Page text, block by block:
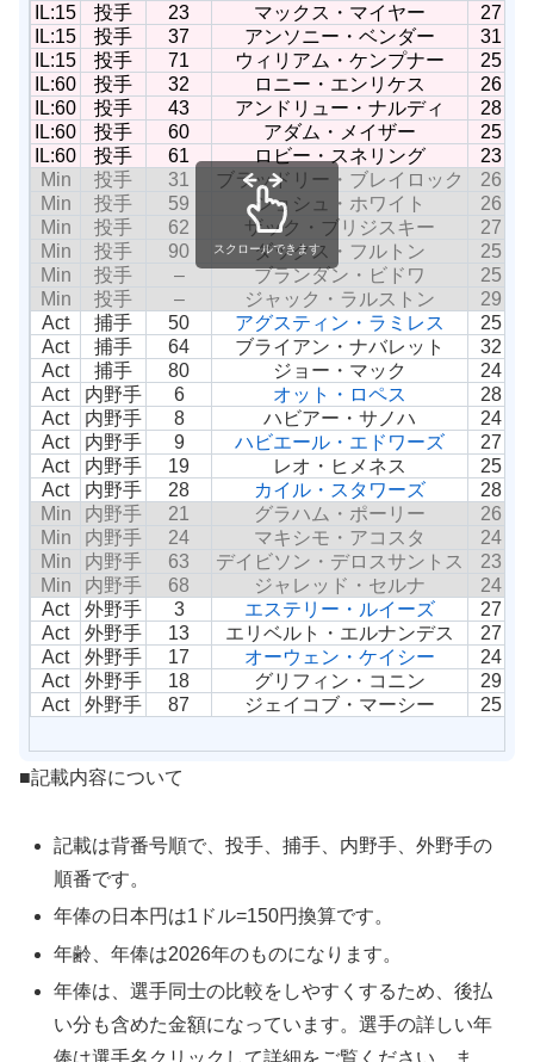
IL:15
投手 23 マックス・マイヤー
27
IL:15
投手 37 アンソニー・ベンダー
31
IL:15
投手 71 ウィリアム・ケンプナー
25
IL:60
投手 32 ロニー・エンリケス
26
IL:60
投手 43 アンドリュー・ナルディ
28
IL:60
投手 60 アダム・メイザー
25
IL:60
投手 61 ロビー・スネリング
23
Min
投手 31 ブラッドリー・ブレイロック
26
Min
投手 59 ジョシュ・ホワイト
26
Min
投手 62 ザック・ブリジスキー
27
Min
投手 90 ダックス・フルトン
25
Min
投手 – ブランダン・ビドワ
25
Min
投手 – ジャック・ラルストン
29
Act
捕手 50 アグスティン・ラミレス
25
Act
捕手 64 ブライアン・ナバレット
32
Act
捕手 80 ジョー・マック
24
Act
内野手 6 オット・ロペス
28
Act
内野手 8 ハビアー・サノハ
24
Act
内野手 9 ハビエール・エドワーズ
27
Act
内野手 19 レオ・ヒメネス
25
Act
内野手 28 カイル・スタワーズ
28
Min
内野手 21 グラハム・ポーリー
26
Min
内野手 24 マキシモ・アコスタ
24
Min
内野手 63 デイビソン・デロスサントス
23
Min
内野手 68 ジャレッド・セルナ
24
Act
外野手 3 エステリー・ルイーズ
27
Act
外野手 13 エリベルト・エルナンデス
27
Act
外野手 17 オーウェン・ケイシー
24
Act
外野手 18 グリフィン・コニン
29
Act
外野手 87 ジェイコブ・マーシー 25
スクロールできます
■記載内容について
記載は背番号順で、投手、捕手、内野手、外野手の
順番です。
年俸の日本円は1ドル=150円換算です。
年齢、年俸は2026年のものになります。
年俸は、選手同士の比較をしやすくするため、後払
い分も含めた金額になっています。選手の詳しい年
俸は選手名クリックして詳細をご覧ください。ま